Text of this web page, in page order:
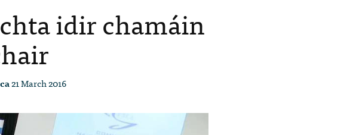
idir chamáin
21 March 2016